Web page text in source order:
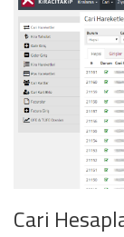
Cari